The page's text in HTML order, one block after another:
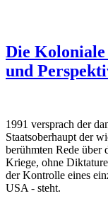
Die Koloniale
und
1991 versprach der
Staatsoberhaupt der
berühmten Rede über
Kriege, ohne
der Kontrolle eines
USA - steht.